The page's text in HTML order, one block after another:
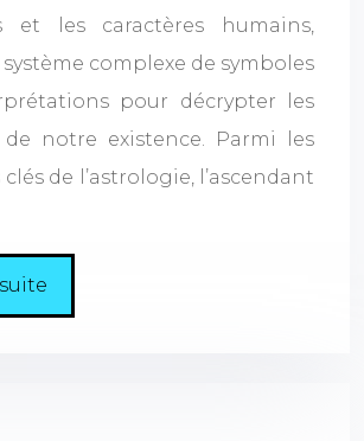
et les caractères humains,
complexe de symboles
pour décrypter les
de notre existence. Parmi les
de l’astrologie, l’ascendant